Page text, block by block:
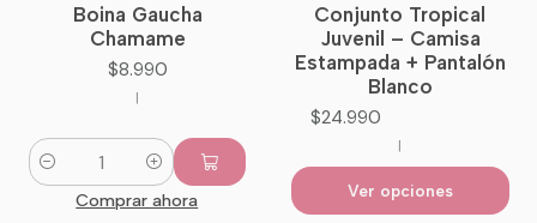
NuevoBoina Gaucha
Chamame
$8.990
|
Cantidad
Comprar ahora
Conjunto Tropical
Juvenil – Camisa
Estampada + Pantalón
Blanco
$24.990
|
Ver opciones